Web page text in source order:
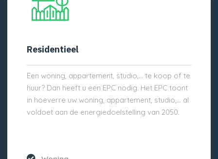
Residentieel
Een woning, appartement, studio,… te koop of te
huur? Dan heeft u een EPC nodig. Het EPC toont
in hoeverre uw woning, appartement, studio,… al
voldoet aan de energiedoelstelling van 2050.